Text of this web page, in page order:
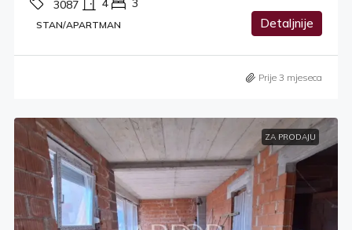
3087 4 3
STAN/APARTMAN Detaljnije
Prije 3 mjeseca
ZA PRODAJU